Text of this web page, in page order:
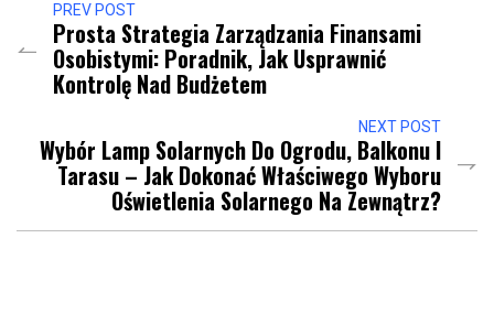
PREV POST
Prosta Strategia Zarządzania Finansami
Osobistymi: Poradnik, Jak Usprawnić
Kontrolę Nad Budżetem
NEXT POST
Wybór Lamp Solarnych Do Ogrodu, Balkonu I
Tarasu – Jak Dokonać Właściwego Wyboru
Oświetlenia Solarnego Na Zewnątrz?